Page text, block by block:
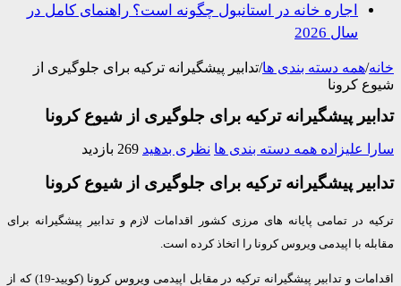
اجاره خانه در استانبول چگونه است؟ راهنمای کامل در
سال 2026
همه دسته بندی ها/تدابیر پیشگیرانه ترکیه برای جلوگیری از
کرونا
پیشگیرانه ترکیه برای جلوگیری از شیوع کرونا
علیزادههمه دسته بندی ها نظری بدهید 269 بازدید
پیشگیرانه ترکیه برای جلوگیری از شیوع کرونا
در تمامی پایانه های مرزی کشور اقدامات لازم و تدابیر پیشگیرانه برای
با اپیدمی ویروس کرونا را اتخاذ کرده است.
اقدامات و تدابیر پیشگیرانه ترکیه در مقابل اپیدمی ویروس کرونا (کویید-19) که از